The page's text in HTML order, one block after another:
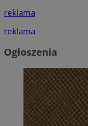
reklama
reklama
Ogłoszenia